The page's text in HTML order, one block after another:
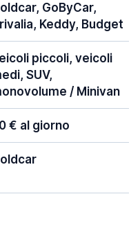
GoByCar,
Keddy, Budget
piccoli, veicoli
SUV,
/ Minivan
€ al giorno